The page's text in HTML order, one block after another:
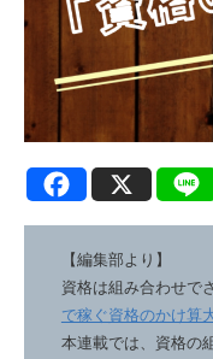
【編集部より】
資格は組み合わせで
で稼ぐ資格のかけ算
本連載では、資格の